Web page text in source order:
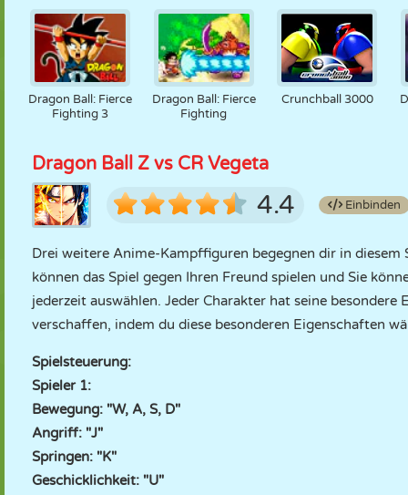
Dragon Ball: Fierce
Fighting 3
Dragon Ball: Fierce
Fighting
Crunchball 3000
Dragon Ball Z vs CR Vegeta
4.4 Einbinden
Drei weitere Anime-Kampffiguren begegnen dir in diesem
können das Spiel gegen Ihren Freund spielen und Sie
jederzeit auswählen. Jeder Charakter hat seine
verschaffen, indem du diese besonderen Eigenschaften
Spielsteuerung:
Spieler 1:
Bewegung: "W, A, S, D"
Angriff: "J"
Springen: "K"
Geschicklichkeit: "U"